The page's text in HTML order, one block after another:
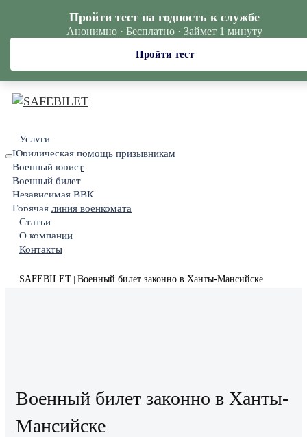
Услуги
Юридическая помощь призывникам
Военный юрист
Военный билет
Независимая ВВК
Горячая линия военкомата
Статьи
О компании
Контакты
SAFEBILET Военный билет законно в Ханты-Мансийске
Военный билет законно в Ханты-
Мансийске
Пройти тест на годность к службе
Анонимно · Бесплатно · Займет 1 минуту
Пройти тест